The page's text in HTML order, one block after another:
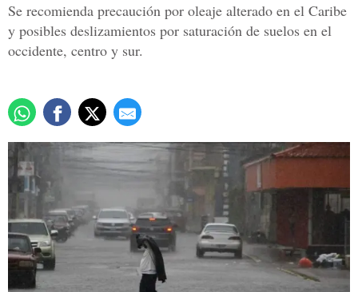
Se recomienda precaución por oleaje alterado en el Caribe
y posibles deslizamientos por saturación de suelos en el
occidente, centro y sur.